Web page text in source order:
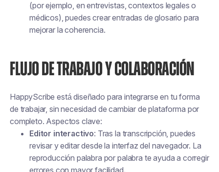
(por ejemplo, en entrevistas, contextos legales o
médicos), puedes crear entradas de glosario para
mejorar la coherencia.
FLUJO DE TRABAJO Y COLABORACIÓN
HappyScribe está diseñado para integrarse en tu forma
de trabajar, sin necesidad de cambiar de plataforma por
completo. Aspectos clave:
Editor interactivo: Tras la transcripción, puedes
revisar y editar desde la interfaz del navegador. La
reproducción palabra por palabra te ayuda a corregir
errores con mayor facilidad.